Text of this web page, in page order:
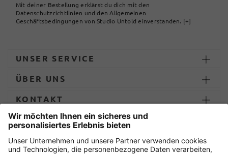
Mit deiner Bestellung erklärst du dich mit den
Datenschutzrichtlinien und den Allgemeinen
Geschäftsbedingungen von Studio Untold einverstanden. [+]
UNSER SERVICE
ÜBER UNS
KONTAKT
ZAHLUNG UND LIEFERUNG
Sicher einkaufen mit